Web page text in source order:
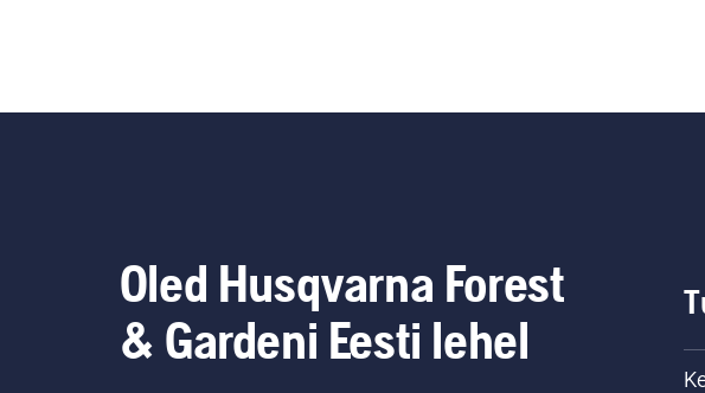
Oled Husqvarna Forest
& Gardeni Eesti lehel